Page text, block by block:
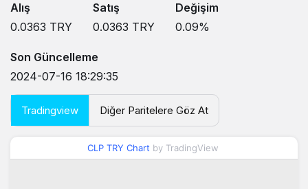
Alış
0.0363 TRY
Satış
0.0363 TRY
Değişim
0.09%
Son Güncelleme
2024-07-16 18:29:35
Tradingview Diğer Paritelere Göz At
CLP TRY Chart by TradingView